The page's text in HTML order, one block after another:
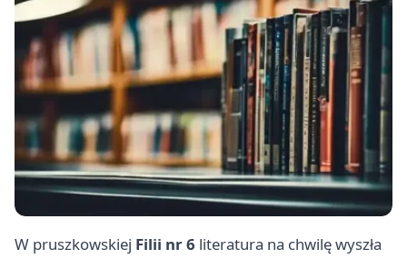
W pruszkowskiej Filii nr 6 literatura na chwilę wyszła